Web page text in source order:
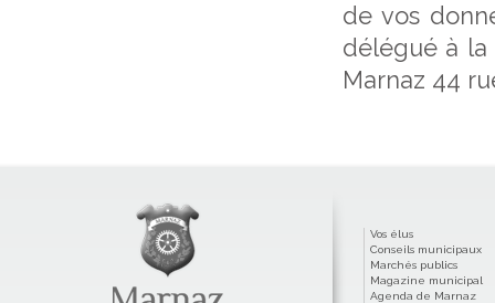
de vos
délégué à
Marnaz 44
Vos élus
Conseils municipaux
Marchés publics
Magazine municipal
Agenda de Marnaz